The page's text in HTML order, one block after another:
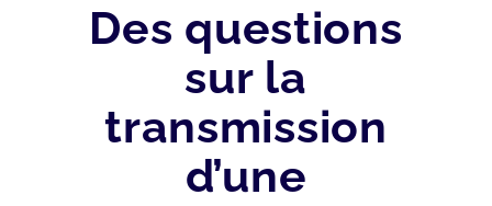
Des questions
sur la
transmission
d’une